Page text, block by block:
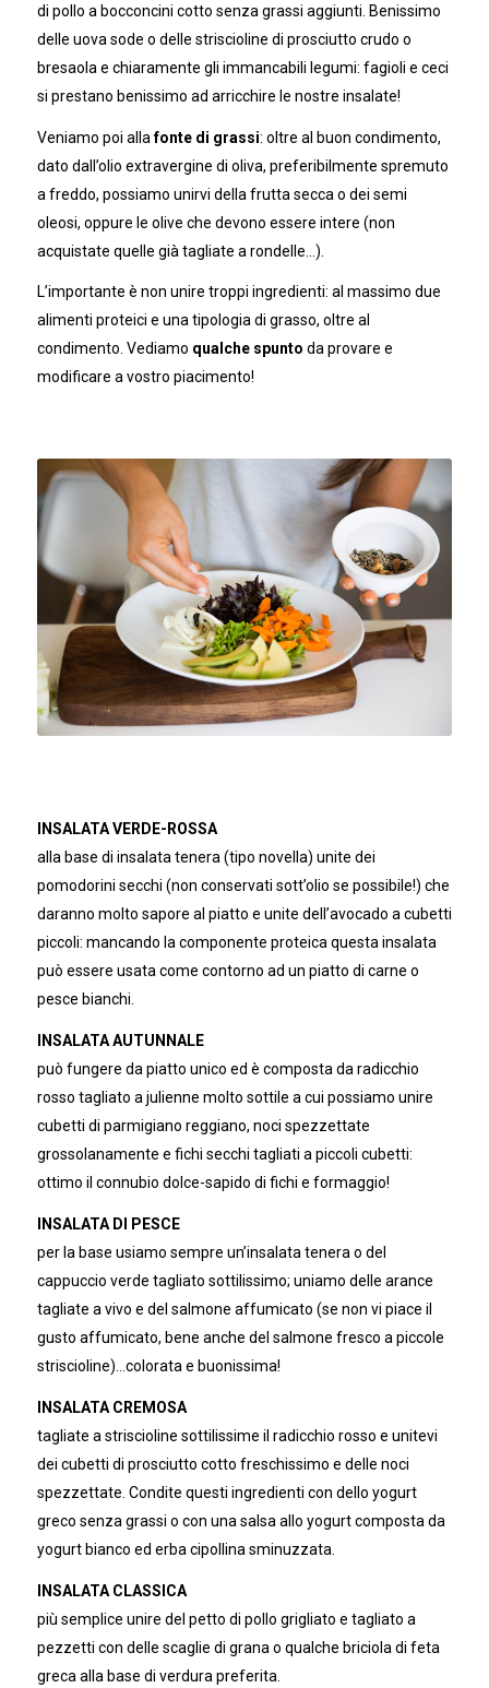
di pollo a bocconcini cotto senza grassi aggiunti. Benissimo
delle uova sode o delle striscioline di prosciutto crudo o
bresaola e chiaramente gli immancabili legumi: fagioli e ceci
si prestano benissimo ad arricchire le nostre insalate!
Veniamo poi allafonte di grassi: oltre al buon condimento,
dato dall’olio extravergine di oliva, preferibilmente spremuto
a freddo, possiamo unirvi della frutta secca o dei semi
oleosi, oppure le olive che devono essere intere (non
acquistate quelle già tagliate a rondelle…).
L’importante è non unire troppi ingredienti: al massimo due
alimenti proteici e una tipologia di grasso, oltre al
condimento. Vediamo qualche spunto da provare e
modificare a vostro piacimento!
INSALATA VERDE-ROSSA
alla base di insalata tenera (tipo novella) unite dei
pomodorini secchi (non conservati sott’olio se possibile!) che
daranno molto sapore al piatto e unite dell’avocado a cubetti
piccoli: mancando la componente proteica questa insalata
può essere usata come contorno ad un piatto di carne o
pesce bianchi.
INSALATA AUTUNNALE
può fungere da piatto unico ed è composta da radicchio
rosso tagliato a julienne molto sottile a cui possiamo unire
cubetti di parmigiano reggiano, noci spezzettate
grossolanamente e fichi secchi tagliati a piccoli cubetti:
ottimo il connubio dolce-sapido di fichi e formaggio!
INSALATA DI PESCE
per la base usiamo sempre un’insalata tenera o del
cappuccio verde tagliato sottilissimo; uniamo delle arance
tagliate a vivo e del salmone affumicato (se non vi piace il
gusto affumicato, bene anche del salmone fresco a piccole
striscioline)…colorata e buonissima!
INSALATA CREMOSA
tagliate a striscioline sottilissime il radicchio rosso e unitevi
dei cubetti di prosciutto cotto freschissimo e delle noci
spezzettate. Condite questi ingredienti con dello yogurt
greco senza grassi o con una salsa allo yogurt composta da
yogurt bianco ed erba cipollina sminuzzata.
INSALATA CLASSICA
più semplice unire del petto di pollo grigliato e tagliato a
pezzetti con delle scaglie di grana o qualche briciola di feta
greca alla base di verdura preferita.